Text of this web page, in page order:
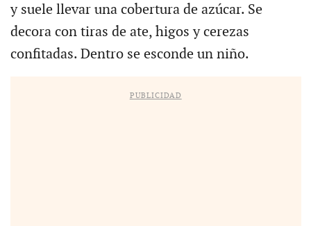
y suele llevar una cobertura de azúcar. Se
decora con tiras de ate, higos y cerezas
confitadas. Dentro se esconde un niño.
PUBLICIDAD